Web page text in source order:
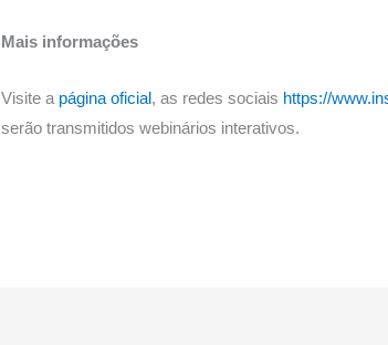
Mais informações
Visite a página oficial, as redes sociais https://
serão transmitidos webinários interativos.